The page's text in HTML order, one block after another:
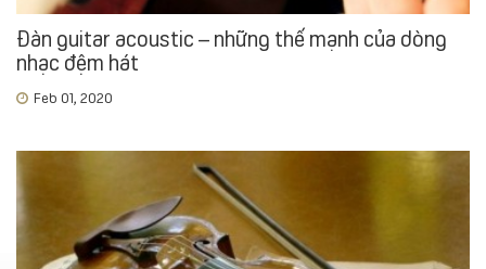
Đàn guitar acoustic – những thế mạnh của dòng
nhạc đệm hát
Feb 01, 2020